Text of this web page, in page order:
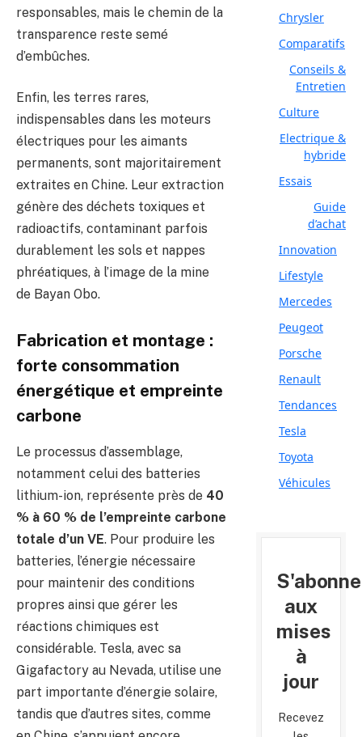
responsables, mais le chemin de la
transparence reste semé
d’embûches.
Enfin, les terres rares,
indispensables dans les moteurs
électriques pour les aimants
permanents, sont majoritairement
extraites en Chine. Leur extraction
génère des déchets toxiques et
radioactifs, contaminant parfois
durablement les sols et nappes
phréatiques, à l’image de la mine
de Bayan Obo.
Fabrication et montage :
forte consommation
énergétique et empreinte
carbone
Le processus d’assemblage,
notamment celui des batteries
lithium-ion, représente près de 40
% à 60 % de l’empreinte carbone
totale d’un VE. Pour produire les
batteries, l’énergie nécessaire
pour maintenir des conditions
propres ainsi que gérer les
réactions chimiques est
considérable. Tesla, avec sa
Gigafactory au Nevada, utilise une
part importante d’énergie solaire,
tandis que d’autres sites, comme
Chrysler
Comparatifs
Conseils &
Entretien
Culture
Electrique &
hybride
Essais
Guide
d’achat
Innovation
Lifestyle
Mercedes
Peugeot
Porsche
Renault
Tendances
Tesla
Toyota
Véhicules
aux
mises
à
jour
Recevez